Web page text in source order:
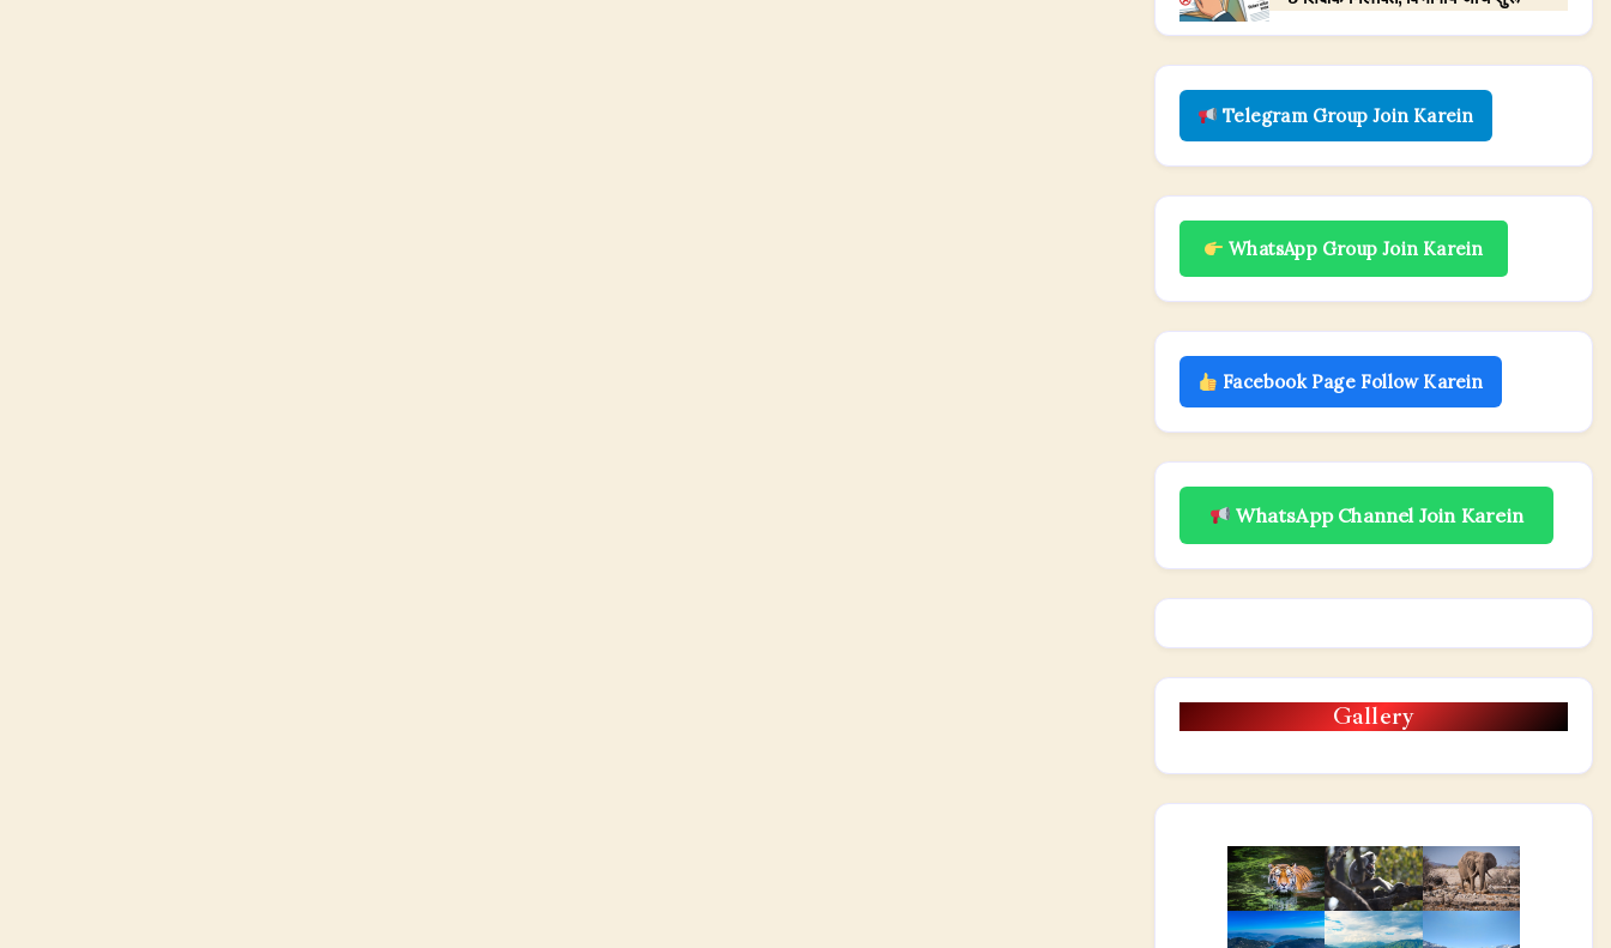
Telegram Group Join Karein
WhatsApp Group Join Karein
Facebook Page Follow Karein
WhatsApp Channel Join Karein
Gallery